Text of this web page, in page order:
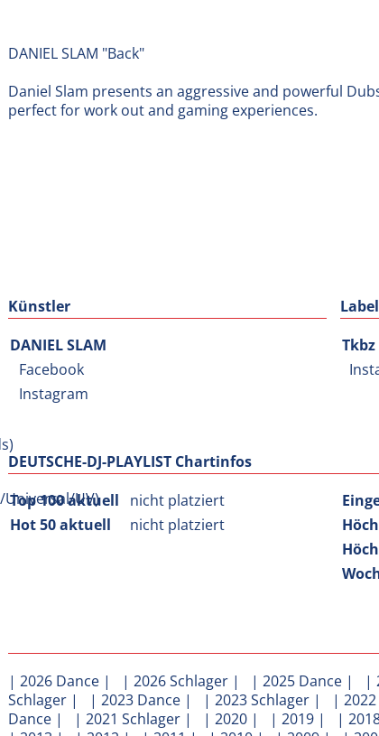
DANIEL SLAM "Back"
Daniel Slam presents an aggressive and powerful
perfect for work out and gaming experiences.
Künstler
DANIEL SLAM
Facebook
Instagram
Label
DEUTSCHE-DJ-PLAYLIST Chartinfos
Top 100 aktuell
nicht platziert
Hot 50 aktuell
nicht platziert
| 2026 Dance | | 2026 Schlager | | 2025 Dance | |
Schlager | | 2023 Dance | | 2023 Schlager | |
Dance | | 2021 Schlager | | 2020 | | 2019 | |